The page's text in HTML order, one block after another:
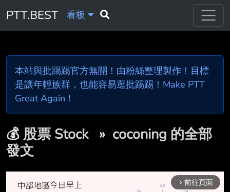
PTT.BEST 看板
本站與批踢踢官方無關！由粉絲整理製作！目標
是讓年輕族群，也能容易逛批踢踢！Make PTT
Great Again！
💰股票 Stock » coconing 的全部
發文
arrow_forward_ios 前往頁面